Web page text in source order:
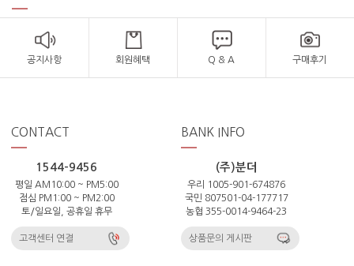
공지사항 회원혜택 Q & A 구매후기
CONTACT
1544-9456
평일 AM10:00 ~ PM5:00
점심 PM1:00 ~ PM2:00
토/일요일, 공휴일 휴무
고객센터 연결
BANK INFO
(주)분더
우리 1005-901-674876
국민 807501-04-177717
농협 355-0014-9464-23
상품문의 게시판